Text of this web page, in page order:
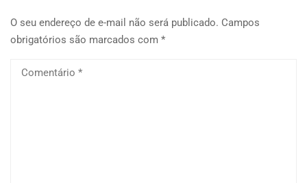
O seu endereço de e-mail não será publicado. Campos
obrigatórios são marcados com *